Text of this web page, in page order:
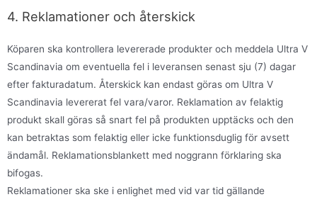
4. Reklamationer och återskick
Köparen ska kontrollera levererade produkter och meddela Ultra V
Scandinavia om eventuella fel i leveransen senast sju (7) dagar
efter fakturadatum. Återskick kan endast göras om Ultra V
Scandinavia levererat fel vara/varor. Reklamation av felaktig
produkt skall göras så snart fel på produkten upptäcks och den
kan betraktas som felaktig eller icke funktionsduglig för avsett
ändamål. Reklamationsblankett med noggrann förklaring ska
bifogas.
Reklamationer ska ske i enlighet med vid var tid gällande